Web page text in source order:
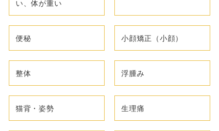
い、体が重い
便秘 小顔矯正（小顔）
整体 浮腫み
猫背・姿勢 生理痛